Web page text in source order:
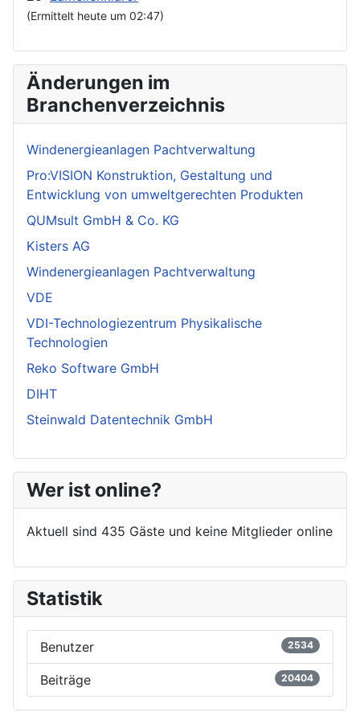
(Ermittelt heute um 02:47)
Änderungen im
Branchenverzeichnis
Windenergieanlagen Pachtverwaltung
Pro:VISION Konstruktion, Gestaltung und
Entwicklung von umweltgerechten Produkten
QUMsult GmbH & Co. KG
Kisters AG
Windenergieanlagen Pachtverwaltung
VDE
VDI-Technologiezentrum Physikalische
Technologien
Reko Software GmbH
DIHT
Steinwald Datentechnik GmbH
Wer ist online?
Aktuell sind 435 Gäste und keine Mitglieder online
Statistik
Benutzer 2534
Beiträge 20404